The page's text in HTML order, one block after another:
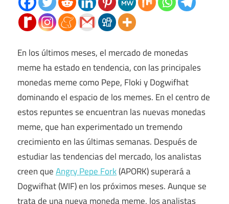
En los últimos meses, el mercado de monedas
meme ha estado en tendencia, con las principales
monedas meme como Pepe, Floki y Dogwifhat
dominando el espacio de los memes. En el centro de
estos repuntes se encuentran las nuevas monedas
meme, que han experimentado un tremendo
crecimiento en las últimas semanas. Después de
estudiar las tendencias del mercado, los analistas
creen queAngry Pepe Fork(APORK) superará a
Dogwifhat (WIF) en los próximos meses. Aunque se
trata de una nueva moneda meme, los analistas